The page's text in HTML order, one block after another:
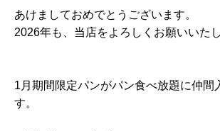
あけましておめでとうございます。
2026年も、当店をよろしくお願いいたし
1月期間限定パンがパン食べ放題に仲間
す。